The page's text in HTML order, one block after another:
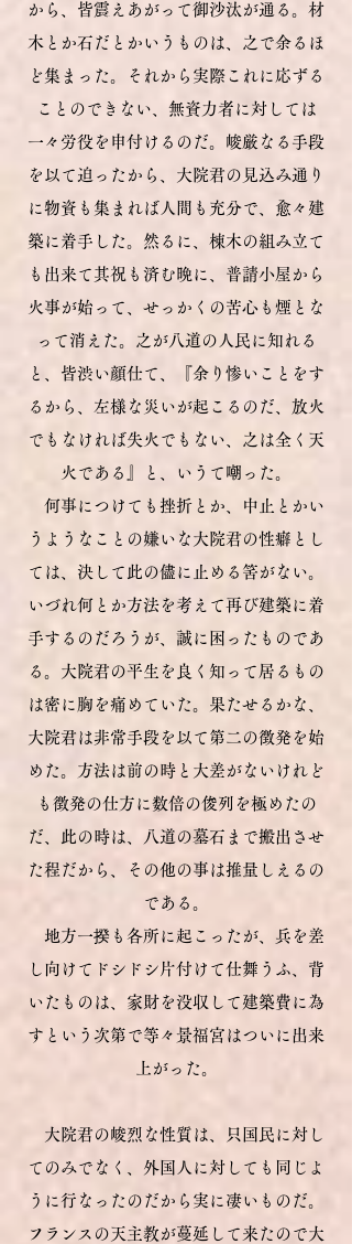
から、皆震えあがって御沙汰が通る。材
木とか石だとかいうものは、之で余るほ
ど集まった。それから実際これに応ずる
ことのできない、無資力者に対しては
一々労役を申付けるのだ。峻厳なる手段
を以て迫ったから、大院君の見込み通り
に物資も集まれば人間も充分で、愈々建
築に着手した。然るに、棟木の組み立て
も出来て其祝も済む晩に、普請小屋から
火事が始って、せっかくの苦心も煙とな
って消えた。之が八道の人民に知れる
と、皆渋い顔仕て、『余り惨いことをす
るから、左様な災いが起こるのだ、放火
でもなければ失火でもない、之は全く天
火である』と、いうて嘲った。
何事につけても挫折とか、中止とかい
うようなことの嫌いな大院君の性癖とし
ては、決して此の儘に止める筈がない。
いづれ何とか方法を考えて再び建築に着
手するのだろうが、誠に困ったものであ
る。大院君の平生を良く知って居るもの
は密に胸を痛めていた。果たせるかな、
大院君は非常手段を以て第二の徴発を始
めた。方法は前の時と大差がないけれど
も徴発の仕方に数倍の俊列を極めたの
だ、此の時は、八道の墓石まで搬出させ
た程だから、その他の事は推量しえるの
である。
地方一揆も各所に起こったが、兵を差
し向けてドシドシ片付けて仕舞うふ、背
いたものは、家財を没収して建築費に為
すという次第で等々景福宮はついに出来
上がった。
大院君の峻烈な性質は、只国民に対し
てのみでなく、外国人に対しても同じよ
うに行なったのだから実に凄いものだ。
フランスの天主教が蔓延して来たので大